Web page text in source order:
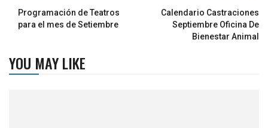
Programación de Teatros
para el mes de Setiembre
Calendario Castraciones
Septiembre Oficina De
Bienestar Animal
YOU MAY LIKE